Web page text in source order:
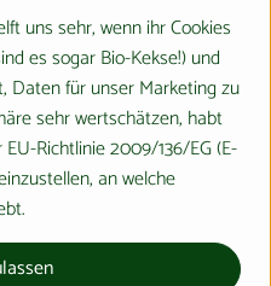
uns sehr, wenn ihr Cookies
es sogar Bio-Kekse!) und
Daten für unser Marketing zu
sehr wertschätzen, habt
Richtlinie 2009/136/EG (E-
an welche